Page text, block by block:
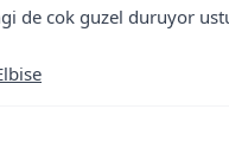
de cok guzel duruyor